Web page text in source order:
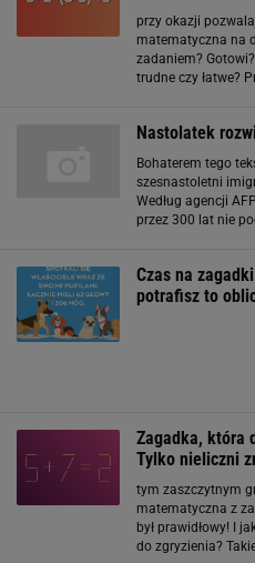
przy okazji
matematyczna na
zadaniem?
trudne czy łatwe?
zaczynamy od
Nastolatek
Bohaterem tego
szesnastoletni
Według agencji
przez 300 lat nie
Czas na
potrafisz to
Zagadka, która
Tylko nieliczni
tym zaszczytnym
matematyczna z
był prawidłowy! I
do zgryzienia?